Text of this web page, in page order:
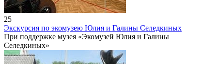
25
Экскурсия по экомузею Юлия и Галины Селедкиных
При поддержке музея «Экомузей Юлия и Галины
Селедкиных»